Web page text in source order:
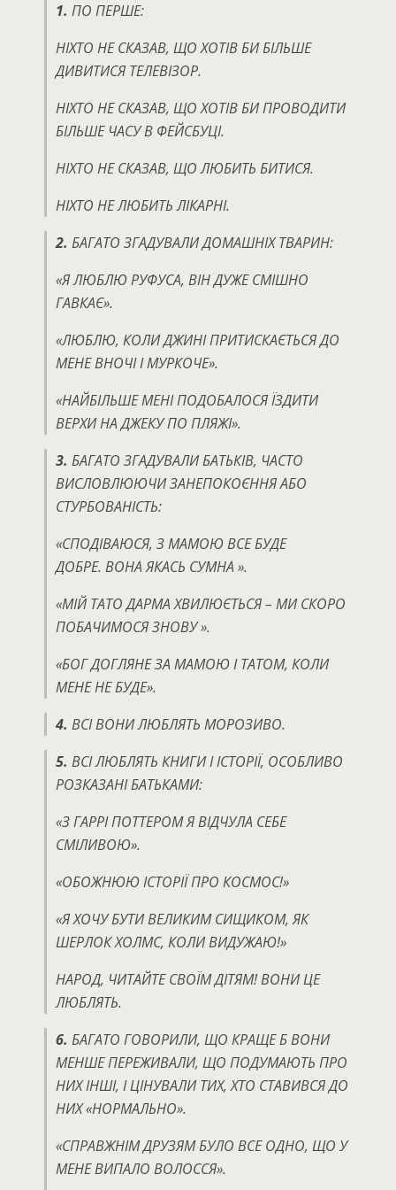
1. ПО ПЕРШЕ:
НІХТО НЕ СКАЗАВ, ЩО ХОТІВ БИ БІЛЬШЕ
ДИВИТИСЯ ТЕЛЕВІЗОР.
НІХТО НЕ СКАЗАВ, ЩО ХОТІВ БИ ПРОВОДИТИ
БІЛЬШЕ ЧАСУ В ФЕЙСБУЦІ.
НІХТО НЕ СКАЗАВ, ЩО ЛЮБИТЬ БИТИСЯ.
НІХТО НЕ ЛЮБИТЬ ЛІКАРНІ.
2. БАГАТО ЗГАДУВАЛИ ДОМАШНІХ ТВАРИН:
«Я ЛЮБЛЮ РУФУСА, ВІН ДУЖЕ СМІШНО
ГАВКАЄ».
«ЛЮБЛЮ, КОЛИ ДЖИНІ ПРИТИСКАЄТЬСЯ ДО
МЕНЕ ВНОЧІ І МУРКОЧЕ».
«НАЙБІЛЬШЕ МЕНІ ПОДОБАЛОСЯ ЇЗДИТИ
ВЕРХИ НА ДЖЕКУ ПО ПЛЯЖІ».
3. БАГАТО ЗГАДУВАЛИ БАТЬКІВ, ЧАСТО
ВИСЛОВЛЮЮЧИ ЗАНЕПОКОЄННЯ АБО
СТУРБОВАНІСТЬ:
«СПОДІВАЮСЯ, З МАМОЮ ВСЕ БУДЕ
ДОБРЕ. ВОНА ЯКАСЬ СУМНА ».
«МІЙ ТАТО ДАРМА ХВИЛЮЄТЬСЯ – МИ СКОРО
ПОБАЧИМОСЯ ЗНОВУ ».
«БОГ ДОГЛЯНЕ ЗА МАМОЮ І ТАТОМ, КОЛИ
МЕНЕ НЕ БУДЕ».
4. ВСІ ВОНИ ЛЮБЛЯТЬ МОРОЗИВО.
5. ВСІ ЛЮБЛЯТЬ КНИГИ І ІСТОРІЇ, ОСОБЛИВО
РОЗКАЗАНІ БАТЬКАМИ:
«З ГАРРІ ПОТТЕРОМ Я ВІДЧУЛА СЕБЕ
СМІЛИВОЮ».
«ОБОЖНЮЮ ІСТОРІЇ ПРО КОСМОС!»
«Я ХОЧУ БУТИ ВЕЛИКИМ СИЩИКОМ, ЯК
ШЕРЛОК ХОЛМС, КОЛИ ВИДУЖАЮ!»
НАРОД, ЧИТАЙТЕ СВОЇМ ДІТЯМ!ВОНИ ЦЕ
ЛЮБЛЯТЬ.
6. БАГАТО ГОВОРИЛИ, ЩО КРАЩЕ Б ВОНИ
МЕНШЕ ПЕРЕЖИВАЛИ, ЩО ПОДУМАЮТЬ ПРО
НИХ ІНШІ, І ЦІНУВАЛИ ТИХ, ХТО СТАВИВСЯ ДО
НИХ «НОРМАЛЬНО».
«СПРАВЖНІМ ДРУЗЯМ БУЛО ВСЕ ОДНО, ЩО У
МЕНЕ ВИПАЛО ВОЛОССЯ».